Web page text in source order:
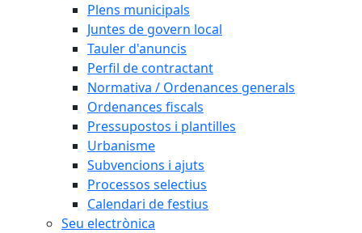
Plens municipals
Juntes de govern local
Tauler d'anuncis
Perfil de contractant
Normativa / Ordenances generals
Ordenances fiscals
Pressupostos i plantilles
Urbanisme
Subvencions i ajuts
Processos selectius
Calendari de festius
Seu electrònica